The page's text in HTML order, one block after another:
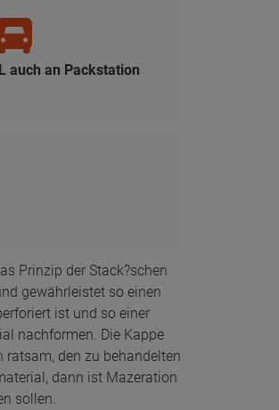
auch an Packstation
Prinzip der Stack?schen
gewährleistet so einen
ist und so einer
nachformen. Die Kappe
ratsam, den zu behandelten
dann ist Mazeration
sollen.